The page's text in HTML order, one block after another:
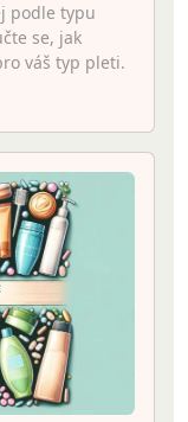
podle typu
se, jak
váš typ pleti.